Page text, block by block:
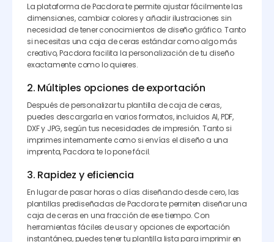
La plataforma de Pacdora te permite ajustar fácilmente las
dimensiones, cambiar colores y añadir ilustraciones sin
necesidad de tener conocimientos de diseño gráfico. Tanto
si necesitas una caja de ceras estándar como algo más
creativo, Pacdora facilita la personalización de tu diseño
exactamente como lo quieres.
2. Múltiples opciones de exportación
Después de personalizar tu plantilla de caja de ceras,
puedes descargarla en varios formatos, incluidos AI, PDF,
DXF y JPG, según tus necesidades de impresión. Tanto si
imprimes internamente como si envías el diseño a una
imprenta, Pacdora te lo pone fácil.
3. Rapidez y eficiencia
En lugar de pasar horas o días diseñando desde cero, las
plantillas prediseñadas de Pacdora te permiten diseñar una
caja de ceras en una fracción de ese tiempo. Con
herramientas fáciles de usar y opciones de exportación
instantánea, puedes tener tu plantilla lista para imprimir en